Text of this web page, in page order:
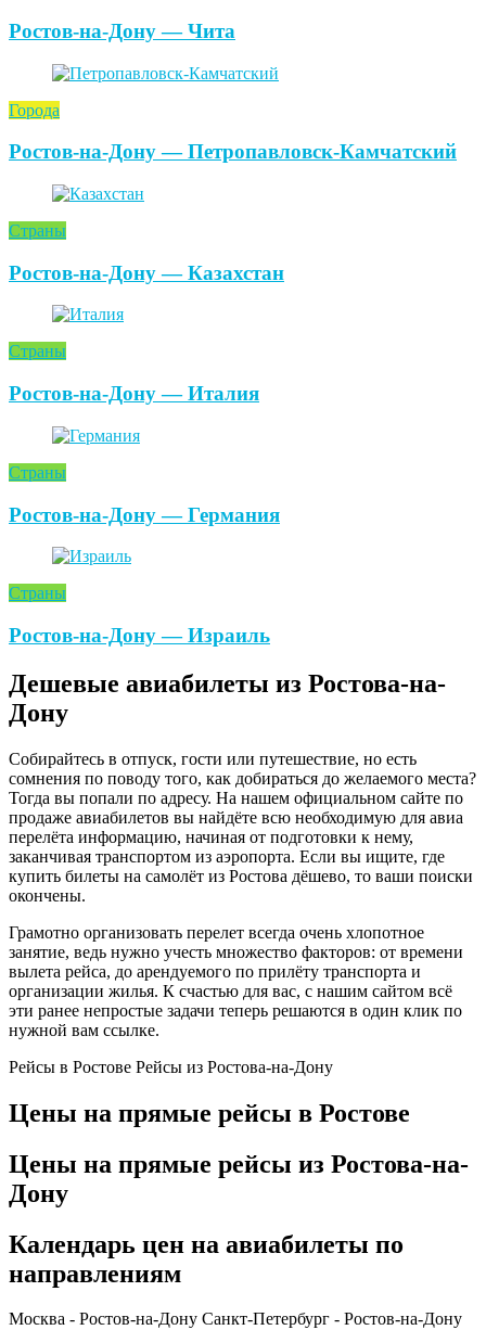
Ростов-на-Дону — Чита
Города
Ростов-на-Дону — Петропавловск-Камчатский
Страны
Ростов-на-Дону — Казахстан
Страны
Ростов-на-Дону — Италия
Страны
Ростов-на-Дону — Германия
Страны
Ростов-на-Дону — Израиль
Дешевые авиабилеты из Ростова-на-
Дону
Собирайтесь в отпуск, гости или путешествие, но есть
сомнения по поводу того, как добираться до желаемого места?
Тогда вы попали по адресу. На нашем официальном сайте по
продаже авиабилетов вы найдёте всю необходимую для авиа
перелёта информацию, начиная от подготовки к нему,
заканчивая транспортом из аэропорта. Если вы ищите, где
купить билеты на самолёт из Ростова дёшево, то ваши поиски
окончены.
Грамотно организовать перелет всегда очень хлопотное
занятие, ведь нужно учесть множество факторов: от времени
вылета рейса, до арендуемого по прилёту транспорта и
организации жилья. К счастью для вас, с нашим сайтом всё
эти ранее непростые задачи теперь решаются в один клик по
нужной вам ссылке.
Рейсы в Ростове Рейсы из Ростова-на-Дону
Цены на прямые рейсы в Ростове
Цены на прямые рейсы из Ростова-на-
Дону
Календарь цен на авиабилеты по
направлениям
Москва - Ростов-на-Дону Санкт-Петербург - Ростов-на-Дону